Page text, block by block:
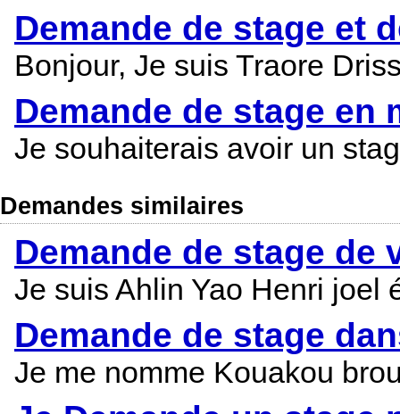
Demande de stage et
Bonjour, Je suis Traore
Demande de stage en
Je souhaiterais avoir un
Demandes similaires
Demande de stage de
Je suis Ahlin Yao Henri joel
Demande de stage
Je me nomme Kouakou